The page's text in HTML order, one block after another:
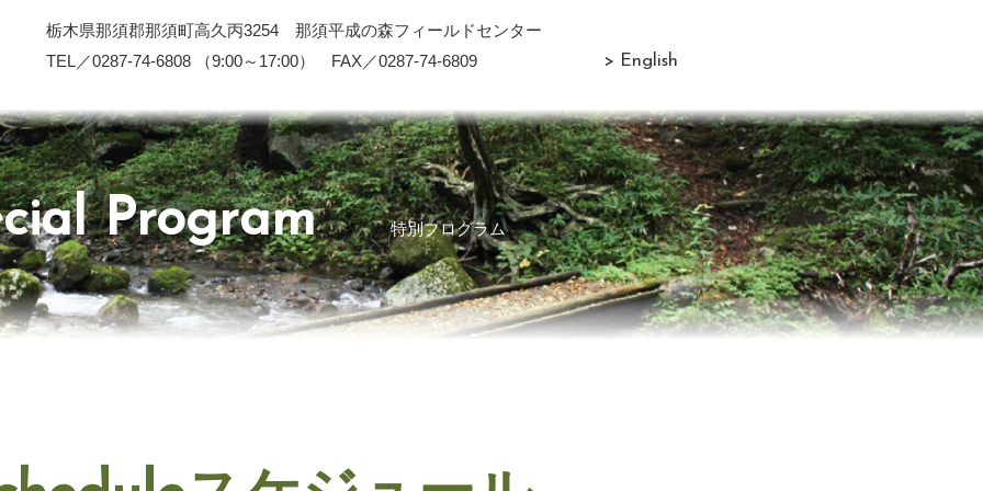
栃木県那須郡那須町高久丙3254 那須平成の森フィールドセンター
TEL／0287-74-6808 （9:00～17:00） FAX／0287-74-6809
> English
Program 特別プログラム